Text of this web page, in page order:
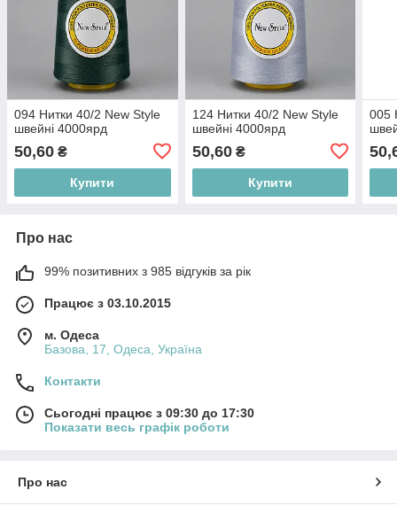
094 Нитки 40/2 New Style
швейні 4000ярд
50,60 ₴
Купити
124 Нитки 40/2 New Style
швейні 4000ярд
50,60₴
Купити
005
Про нас
99% позитивних з 985 відгуків за рік
Працює з 03.10.2015
м. Одеса
Базова, 17, Одеса, Україна
Контакти
Сьогодні працює з 09:30 до 17:30
Показати весь графік роботи
Про нас